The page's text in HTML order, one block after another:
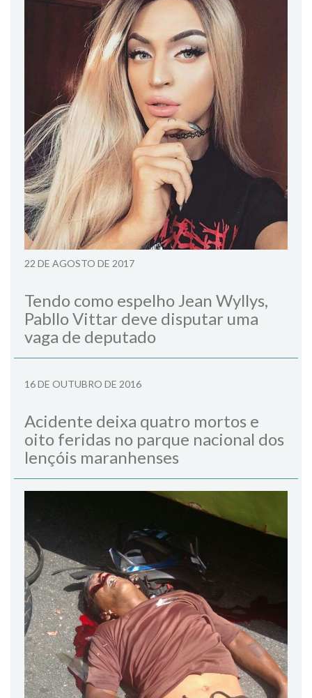
22 DE AGOSTO DE 2017
Tendo como espelho Jean Wyllys,
Pabllo Vittar deve disputar uma
vaga de deputado
16 DE OUTUBRO DE 2016
Acidente deixa quatro mortos e
oito feridas no parque nacional dos
lençóis maranhenses